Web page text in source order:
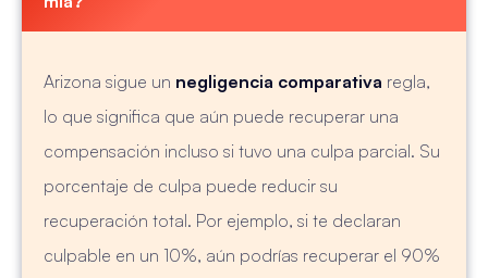
Arizona sigue un negligencia comparativa regla,
lo que significa que aún puede recuperar una
compensación incluso si tuvo una culpa parcial. Su
porcentaje de culpa puede reducir su
recuperación total. Por ejemplo, si te declaran
culpable en un 10%, aún podrías recuperar el 90%